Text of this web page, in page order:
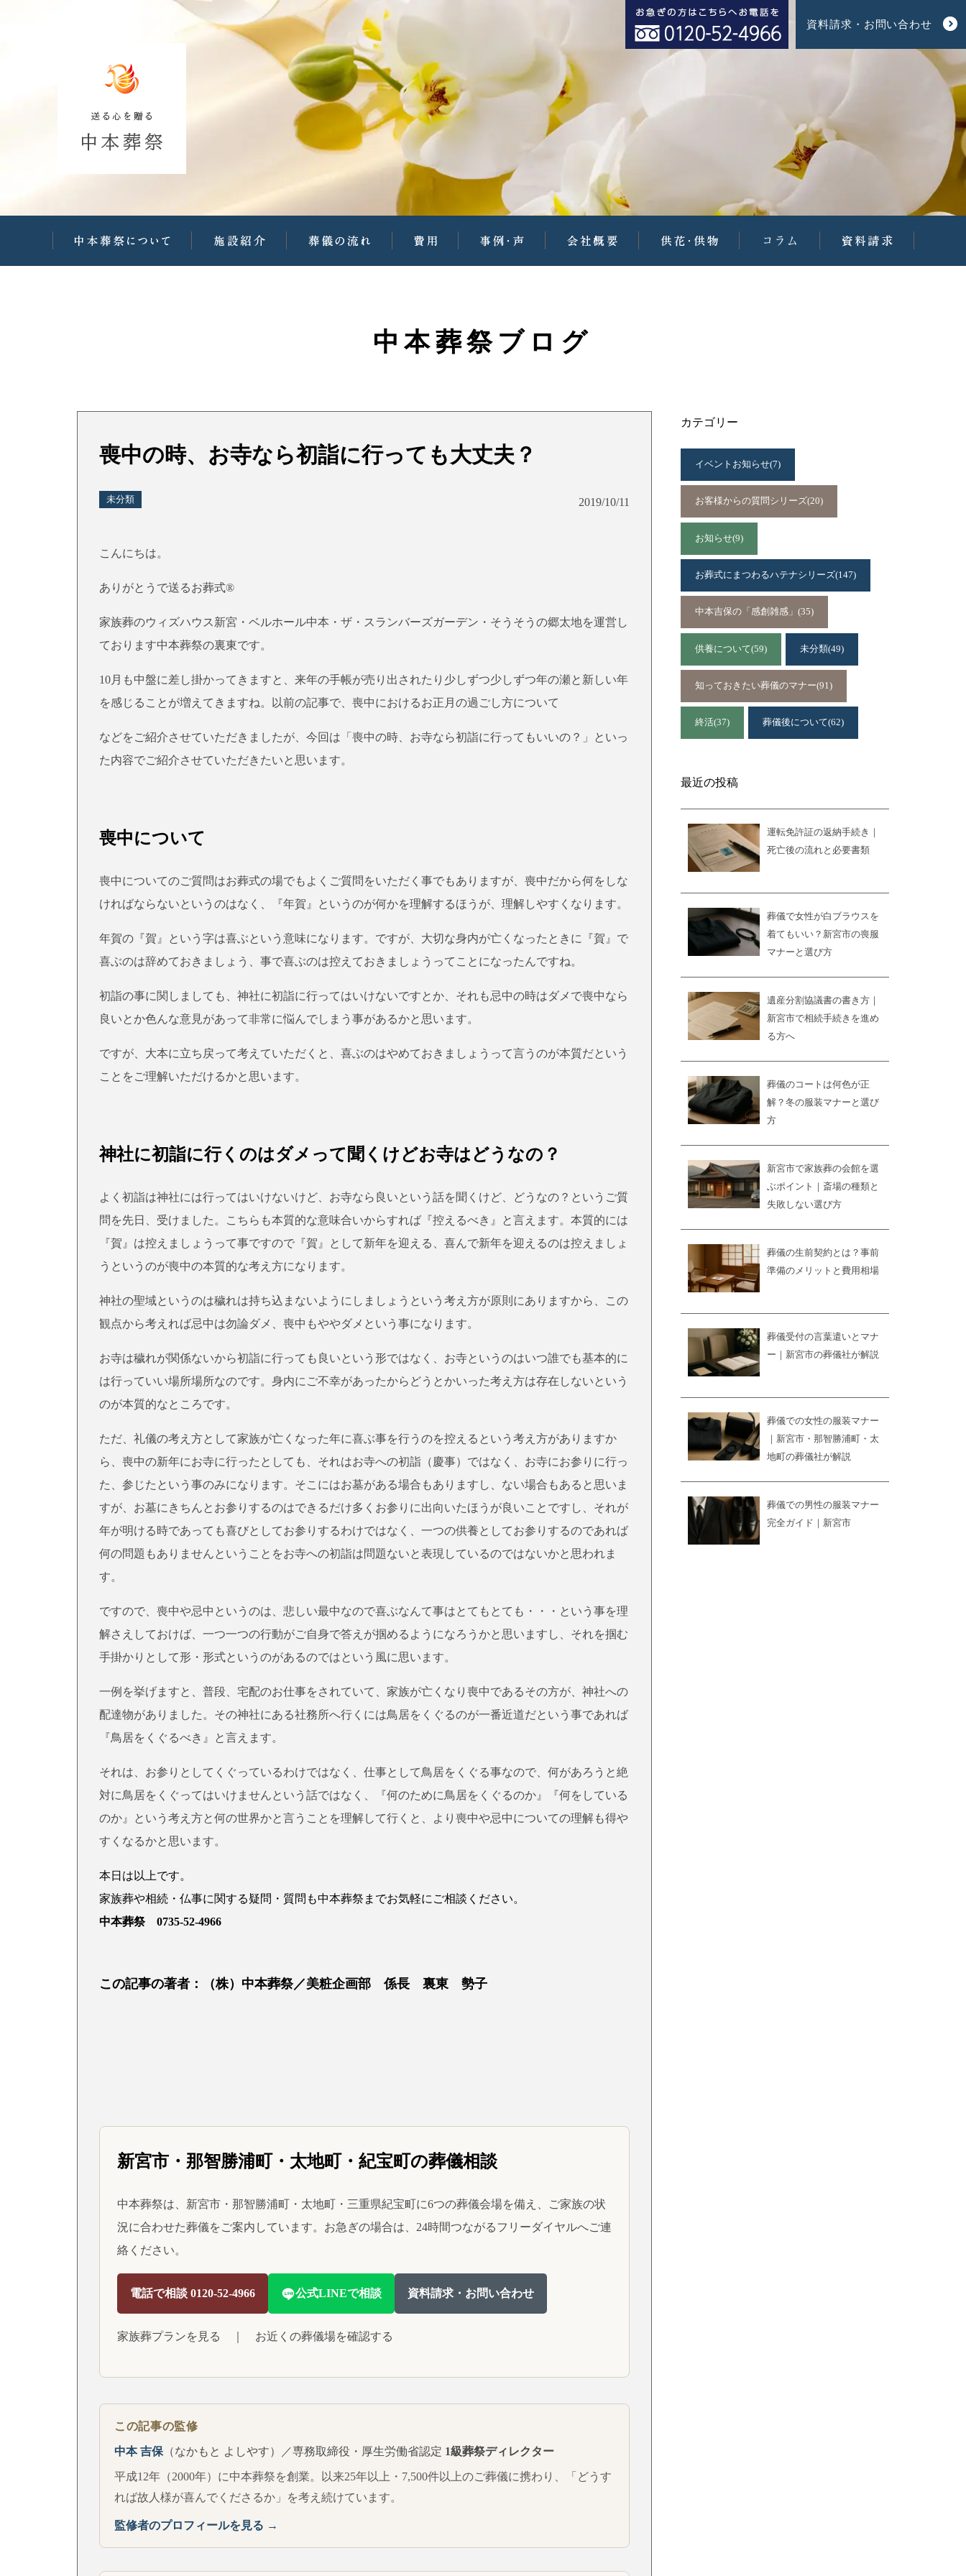
資料請求・お問い合わせ
中本葬祭ブログ
喪中の時、お寺なら初詣に行っても大丈夫？
未分類 2019/10/11
こんにちは。
ありがとうで送るお葬式®
家族葬のウィズハウス新宮・ベルホール中本・ザ・スランバーズガーデン・そうそうの郷太地を運営し
ております中本葬祭の裏東です。
10月も中盤に差し掛かってきますと、来年の手帳が売り出されたり少しずつ少しずつ年の瀬と新しい年
を感じることが増えてきますね。以前の記事で、 喪中におけるお正月の過ごし方について
などをご紹介させていただきましたが、今回は「喪中の時、お寺なら初詣に行ってもいいの？」といっ
た内容でご紹介させていただきたいと思います。
喪中について
喪中についてのご質問はお葬式の場でもよくご質問をいただく事でもありますが、喪中だから何をしな
ければならないというのはなく、『年賀』というのが何かを理解するほうが、理解しやすくなります。
年賀の『賀』という字は喜ぶという意味になります。ですが、大切な身内が亡くなったときに『賀』で
喜ぶのは辞めておきましょう、事で喜ぶのは控えておきましょうってことになったんですね。
初詣の事に関しましても、神社に初詣に行ってはいけないですとか、それも忌中の時はダメで喪中なら
良いとか色んな意見があって非常に悩んでしまう事があるかと思います。
ですが、大本に立ち戻って考えていただくと、喜ぶのはやめておきましょうって言うのが本質だという
ことをご理解いただけるかと思います。
神社に初詣に行くのはダメって聞くけどお寺はどうなの？
よく初詣は神社には行ってはいけないけど、お寺なら良いという話を聞くけど、どうなの？というご質
問を先日、受けました。こちらも本質的な意味合いからすれば『控えるべき』と言えます。本質的には
『賀』は控えましょうって事ですので『賀』として新年を迎える、喜んで新年を迎えるのは控えましょ
うというのが喪中の本質的な考え方になります。
神社の聖域というのは穢れは持ち込まないようにしましょうという考え方が原則にありますから、この
観点から考えれば忌中は勿論ダメ、喪中もややダメという事になります。
お寺は穢れが関係ないから初詣に行っても良いという形ではなく、お寺というのはいつ誰でも基本的に
は行っていい場所場所なのです。身内にご不幸があったからどうとかいった考え方は存在しないという
のが本質的なところです。
ただ、礼儀の考え方として家族が亡くなった年に喜ぶ事を行うのを控えるという考え方がありますか
ら、喪中の新年にお寺に行ったとしても、それはお寺への初詣（慶事）ではなく、お寺にお参りに行っ
た、参じたという事のみになります。そこにはお墓がある場合もありますし、ない場合もあると思いま
すが、お墓にきちんとお参りするのはできるだけ多くお参りに出向いたほうが良いことですし、それが
年が明ける時であっても喜びとしてお参りするわけではなく、一つの供養としてお参りするのであれば
何の問題もありませんということをお寺への初詣は問題ないと表現しているのではないかと思われま
す。
ですので、喪中や忌中というのは、悲しい最中なので喜ぶなんて事はとてもとても・・・という事を理
解さえしておけば、一つ一つの行動がご自身で答えが掴めるようになろうかと思いますし、それを掴む
手掛かりとして形・形式というのがあるのではという風に思います。
一例を挙げますと、普段、宅配のお仕事をされていて、家族が亡くなり喪中であるその方が、神社への
配達物がありました。その神社にある社務所へ行くには鳥居をくぐるのが一番近道だという事であれば
『鳥居をくぐるべき』と言えます。
それは、お参りとしてくぐっているわけではなく、仕事として鳥居をくぐる事なので、何があろうと絶
対に鳥居をくぐってはいけませんという話ではなく、『何のために鳥居をくぐるのか』『何をしている
のか』という考え方と何の世界かと言うことを理解して行くと、より喪中や忌中についての理解も得や
すくなるかと思います。
本日は以上です。
家族葬や相続・仏事に関する疑問・質問も中本葬祭までお気軽にご相談ください。
中本葬祭 0735-52-4966
この記事の著者：（株）中本葬祭／美粧企画部 係長 裏東 勢子
新宮市・那智勝浦町・太地町・紀宝町の葬儀相談
中本葬祭は、新宮市・那智勝浦町・太地町・三重県紀宝町に6つの葬儀会場を備え、ご家族の状
況に合わせた葬儀をご案内しています。お急ぎの場合は、24時間つながるフリーダイヤルへご連
絡ください。
電話で相談 0120-52-4966 公式LINEで相談 資料請求・お問い合わせ
家族葬プランを見る お近くの葬儀場を確認する
この記事の監修
中本 吉保 （なかもと よしやす）／専務取締役・厚生労働省認定 1級葬祭ディレクター
平成12年（2000年）に中本葬祭を創業。以来25年以上・7,500件以上のご葬儀に携わり、「どうす
れば故人様が喜んでくださるか」を考え続けています。
監修者のプロフィールを見る →
カテゴリー
イベントお知らせ(7)
お客様からの質問シリーズ(20)
お知らせ(9)
お葬式にまつわるハテナシリーズ(147)
中本吉保の「感創雑感」 (35)
供養について(59) 未分類(49)
知っておきたい葬儀のマナー(91)
終活(37) 葬儀後について(62)
最近の投稿
運転免許証の返納手続き｜
死亡後の流れと必要書類
葬儀で女性が白ブラウスを
着てもいい？新宮市の喪服
マナーと選び方
遺産分割協議書の書き方｜
新宮市で相続手続きを進め
る方へ
葬儀のコートは何色が正
解？冬の服装マナーと選び
方
新宮市で家族葬の会館を選
ぶポイント｜斎場の種類と
失敗しない選び方
葬儀の生前契約とは？事前
準備のメリットと費用相場
葬儀受付の言葉遣いとマナ
ー｜新宮市の葬儀社が解説
葬儀での女性の服装マナー
｜新宮市・那智勝浦町・太
地町の葬儀社が解説
葬儀での男性の服装マナー
完全ガイド｜新宮市